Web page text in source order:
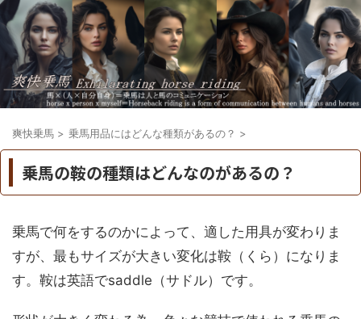
爽快乗馬 > 乗馬用品にはどんな種類があるの？ >
乗馬の鞍の種類はどんなのがあるの？
乗馬で何をするのかによって、適した用具が変わりま
すが、最もサイズが大きい変化は鞍（くら）になりま
す。鞍は英語でsaddle（サドル）です。